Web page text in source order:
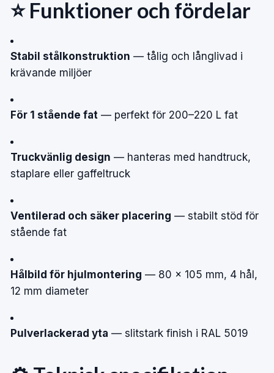
⭐ Funktioner och fördelar
Stabil stålkonstruktion — tålig och långlivad i
krävande miljöer
För 1 stående fat — perfekt för 200–220 L fat
Truckvänlig design — hanteras med handtruck,
staplare eller gaffeltruck
Ventilerad och säker placering — stabilt stöd för
stående fat
Hålbild för hjulmontering — 80 × 105 mm, 4 hål,
12 mm diameter
Pulverlackerad yta — slitstark finish i RAL 5019